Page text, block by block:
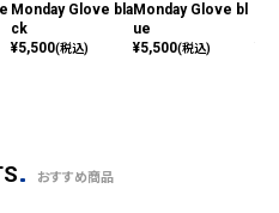
Monday Glove bla
ck
¥5,500(税込)
Monday Glove bl
ue
¥5,500(税込)
おすすめ商品